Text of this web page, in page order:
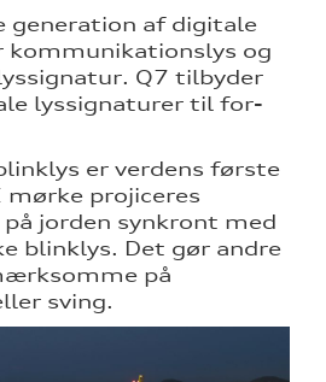
generation af digitale
kommunikationslys og
Q7 tilbyder
lyssignaturer til for-
er verdens første
mørke projiceres
jorden synkront med
blinklys. Det gør andre
på
sving.